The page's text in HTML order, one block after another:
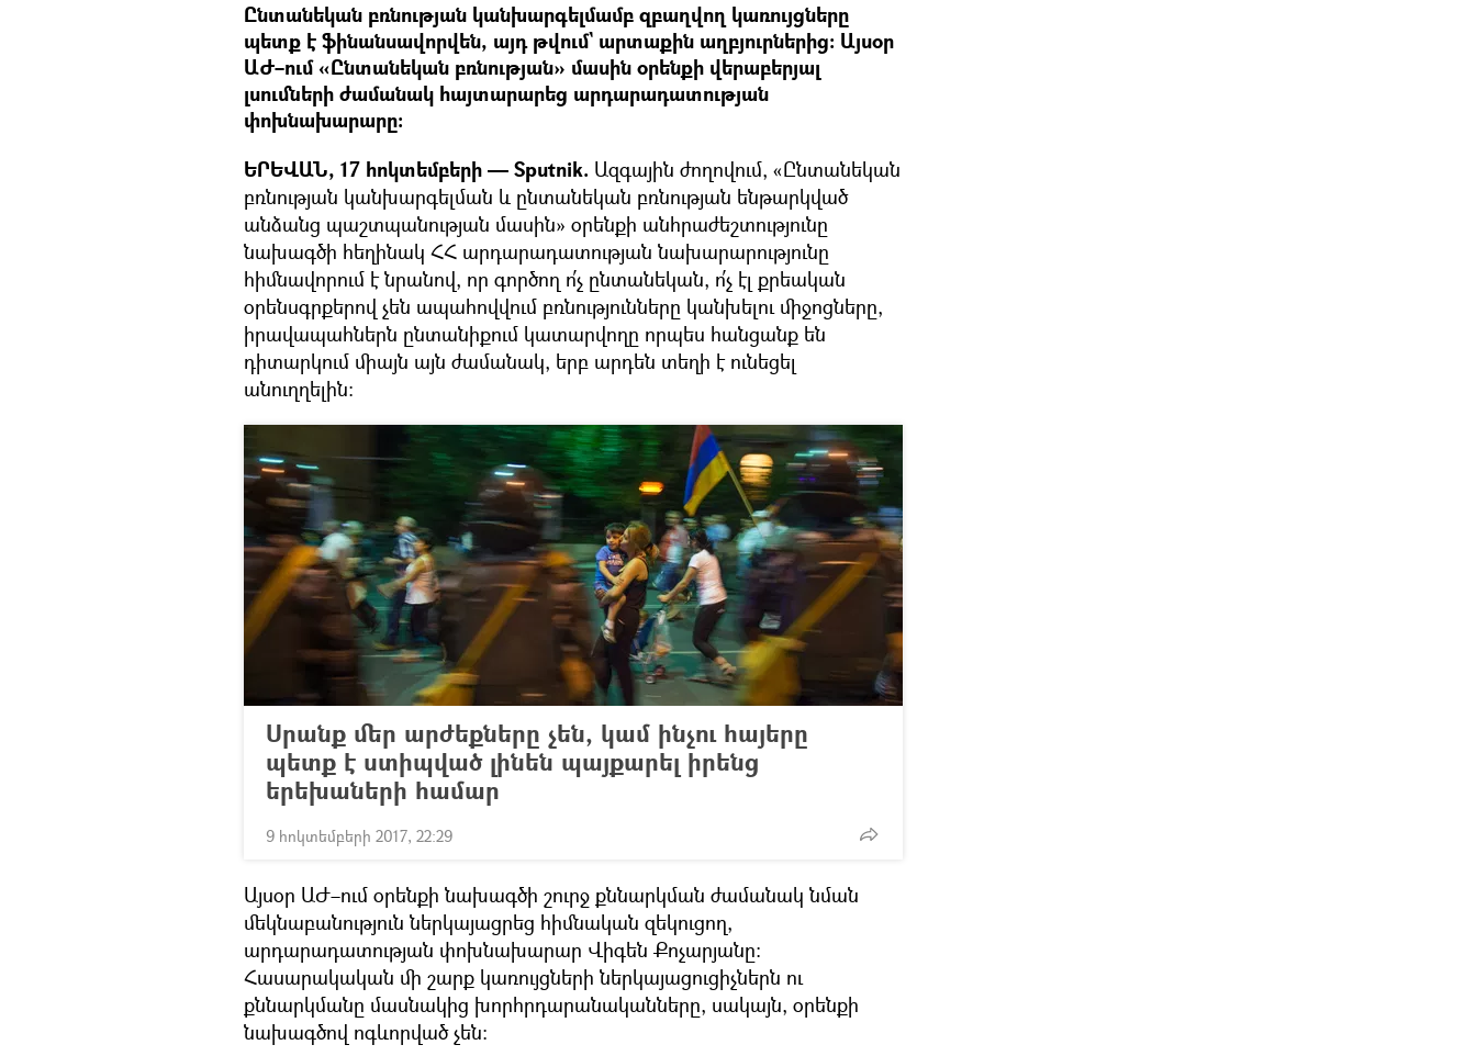
Ընտանեկան բռնության կանխարգելմամբ զբաղվող կառույցները
պետք է ֆինանսավորվեն, այդ թվում` արտաքին աղբյուրներից։ Այսօր
ԱԺ–ում «Ընտանեկան բռնության» մասին օրենքի վերաբերյալ
լսումների ժամանակ հայտարարեց արդարադատության
փոխնախարարը։
ԵՐԵՎԱՆ, 17 հոկտեմբերի — Sputnik. Ազգային ժողովում, «Ընտանեկան
բռնության կանխարգելման և ընտանեկան բռնության ենթարկված
անձանց պաշտպանության մասին» օրենքի անհրաժեշտությունը
նախագծի հեղինակ ՀՀ արդարադատության նախարարությունը
հիմնավորում է նրանով, որ գործող ո՛չ ընտանեկան, ո՛չ էլ քրեական
օրենսգրքերով չեն ապահովվում բռնությունները կանխելու միջոցները,
իրավապահներն ընտանիքում կատարվողը որպես հանցանք են
դիտարկում միայն այն ժամանակ, երբ արդեն տեղի է ունեցել
անուղղելին։
Սրանք մեր արժեքները չեն, կամ ինչու հայերը
պետք է ստիպված լինեն պայքարել իրենց
երեխաների համար
9 հոկտեմբերի 2017, 22:29
Այսօր ԱԺ–ում օրենքի նախագծի շուրջ քննարկման ժամանակ նման
մեկնաբանություն ներկայացրեց հիմնական զեկուցող,
արդարադատության փոխնախարար Վիգեն Քոչարյանը։
Հասարակական մի շարք կառույցների ներկայացուցիչներն ու
քննարկմանը մասնակից խորհրդարանականները, սակայն, օրենքի
նախագծով ոգևորված չեն։